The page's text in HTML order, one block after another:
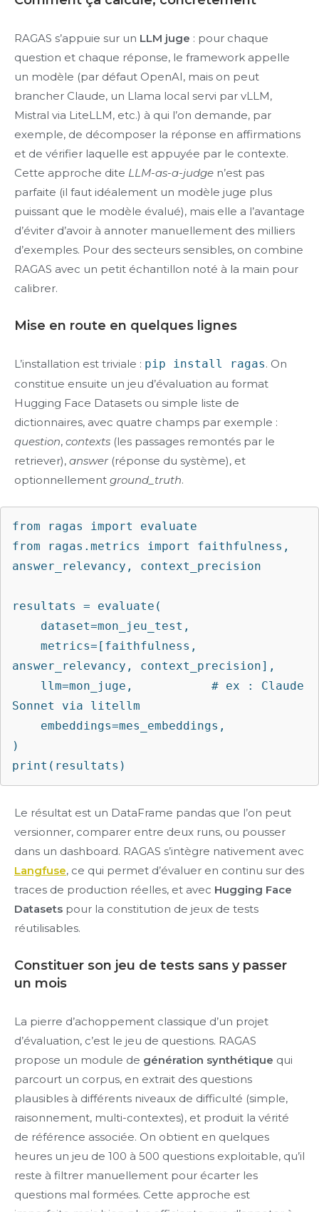
RAGAS s’appuie sur un LLM juge : pour chaque
question et chaque réponse, le framework appelle
un modèle (par défaut OpenAI, mais on peut
brancher Claude, un Llama local servi par vLLM,
Mistral via LiteLLM, etc.) à qui l’on demande, par
exemple, de décomposer la réponse en affirmations
et de vérifier laquelle est appuyée par le contexte.
Cette approche dite LLM-as-a-judge n’est pas
parfaite (il faut idéalement un modèle juge plus
puissant que le modèle évalué), mais elle a l’avantage
d’éviter d’avoir à annoter manuellement des milliers
d’exemples. Pour des secteurs sensibles, on combine
RAGAS avec un petit échantillon noté à la main pour
calibrer.
Mise en route en quelques lignes
L’installation est triviale : pip install ragas. On
constitue ensuite un jeu d’évaluation au format
Hugging Face Datasets ou simple liste de
dictionnaires, avec quatre champs par exemple :
question, contexts (les passages remontés par le
retriever), answer(réponse du système), et
optionnellement ground_truth.
from ragas import evaluate
from ragas.metrics import faithfulness,
answer_relevancy, context_precision
resultats = evaluate(
answer_relevancy, context_precision],
Sonnet via litellm
)
print(resultats)
Le résultat est un DataFrame pandas que l’on peut
versionner, comparer entre deux runs, ou pousser
dans un dashboard. RAGAS s’intègre nativement avec
Langfuse, ce qui permet d’évaluer en continu sur des
traces de production réelles, et avec Hugging Face
Datasets pour la constitution de jeux de tests
réutilisables.
Constituer son jeu de tests sans y passer
un mois
La pierre d’achoppement classique d’un projet
d’évaluation, c’est le jeu de questions. RAGAS
propose un module de génération synthétique qui
parcourt un corpus, en extrait des questions
plausibles à différents niveaux de difficulté (simple,
raisonnement, multi-contextes), et produit la vérité
de référence associée. On obtient en quelques
heures un jeu de 100 à 500 questions exploitable, qu’il
reste à filtrer manuellement pour écarter les
questions mal formées. Cette approche est